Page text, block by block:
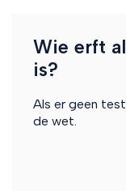
Wie erft
is?
Als er geen
de wet.